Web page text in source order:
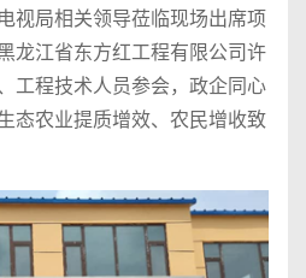
视局相关领导莅临现场出席项
龙江省东方红工程有限公司许
工程技术人员参会，政企同心
态农业提质增效、农民增收致